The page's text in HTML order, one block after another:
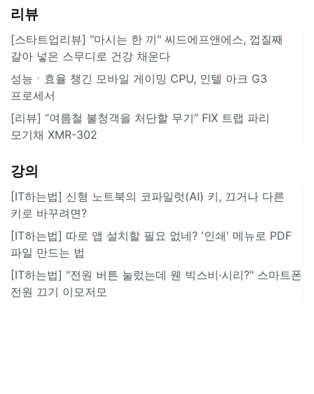
리뷰
[스타트업리뷰] "마시는 한 끼" 씨드에프앤에스, 껍질째
갈아 넣은 스무디로 건강 채운다
성능ㆍ효율 챙긴 모바일 게이밍 CPU, 인텔 아크 G3
프로세서
[리뷰] “여름철 불청객을 처단할 무기” FIX 트랩 파리
모기채 XMR-302
강의
[IT하는법] 신형 노트북의 코파일럿(AI) 키, 끄거나 다른
키로 바꾸려면?
[IT하는법] 따로 앱 설치할 필요 없네? '인쇄' 메뉴로 PDF
파일 만드는 법
[IT하는법] "전원 버튼 눌렀는데 웬 빅스비·시리?" 스마트폰
전원 끄기 이모저모